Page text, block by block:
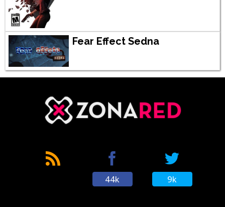
Fear Effect Sedna
44k 9k